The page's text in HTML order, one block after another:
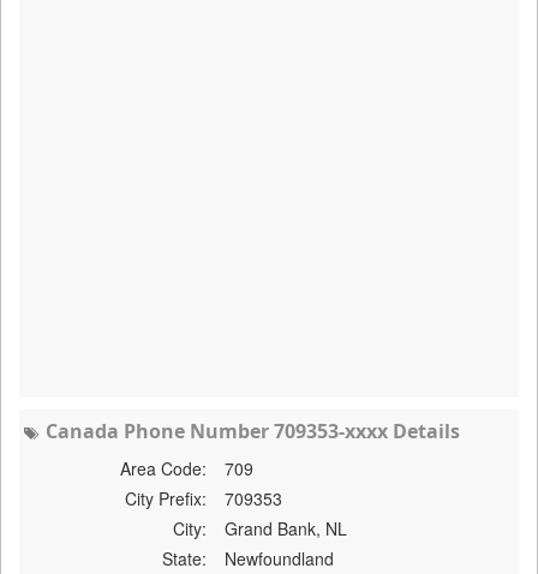
Canada Phone Number 709353-xxxx Details
Area Code:
709
City Prefix:
709353
City:
Grand Bank, NL
State:
Newfoundland